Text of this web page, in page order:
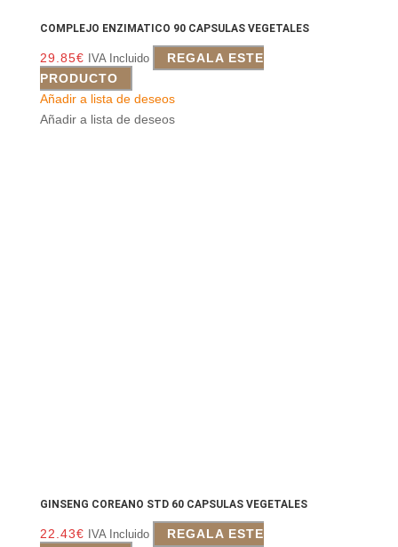
COMPLEJO ENZIMATICO 90 CAPSULAS VEGETALES
29.85€ IVA Incluido
REGALA ESTE
PRODUCTO
Añadir a lista de deseos
Añadir a lista de deseos
GINSENG COREANO STD 60 CAPSULAS VEGETALES
22.43€ IVA Incluido REGALA ESTE